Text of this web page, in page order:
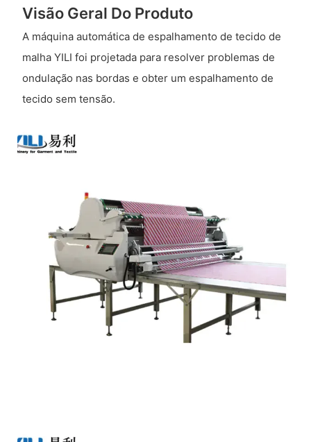
Visão Geral Do Produto
A máquina automática de espalhamento de tecido de
malha YILI foi projetada para resolver problemas de
ondulação nas bordas e obter um espalhamento de
tecido sem tensão.